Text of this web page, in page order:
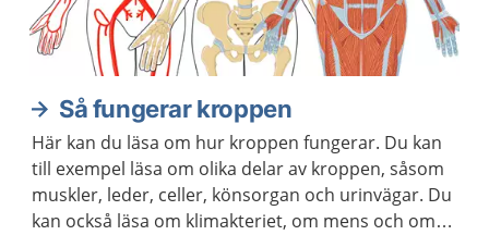
Så fungerar kroppen
Här kan du läsa om hur kroppen fungerar. Du kan
till exempel läsa om olika delar av kroppen, såsom
muskler, leder, celler, könsorgan och urinvägar. Du
kan också läsa om klimakteriet, om mens och om